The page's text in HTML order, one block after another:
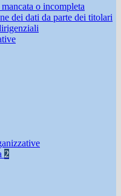
o incompleta
dei dati da parte dei titolari
2